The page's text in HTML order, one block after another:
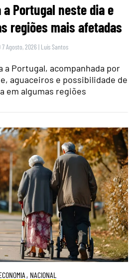
Portugal neste dia e
regiões mais afetadas
Agosto, 2026 | Luís Santos
a Portugal, acompanhada por
aguaceiros e possibilidade de
em algumas regiões
, NACIONAL